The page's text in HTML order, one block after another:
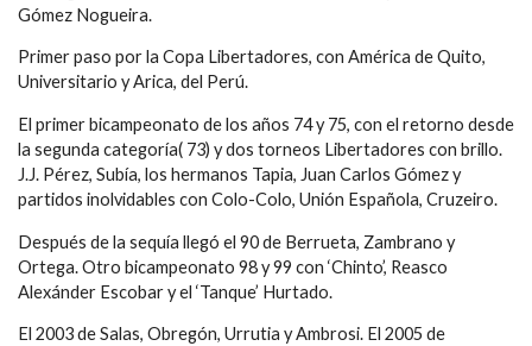
Gómez Nogueira.
Primer paso por la Copa Libertadores, con América de Quito,
Universitario y Arica, del Perú.
El primer bicampeonato de los años 74 y 75, con el retorno desde
la segunda categoría( 73) y dos torneos Libertadores con brillo.
J.J. Pérez, Subía, los hermanos Tapia, Juan Carlos Gómez y
partidos inolvidables con Colo-Colo, Unión Española, Cruzeiro.
Después de la sequía llegó el 90 de Berrueta, Zambrano y
Ortega. Otro bicampeonato 98 y 99 con ‘Chinto’, Reasco
Alexánder Escobar y el ‘Tanque’ Hurtado.
El 2003 de Salas, Obregón, Urrutia y Ambrosi. El 2005 de